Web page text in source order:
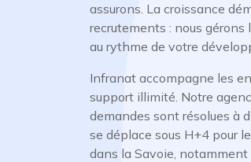
assurons. La croissance
recrutements : nous
au rythme de votre
Infranat accompagne les
support illimité. Notre
demandes sont résolues à
se déplace sous H+4 pour
dans la Savoie, notamment